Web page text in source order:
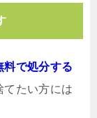
料で処分する
てたい方には